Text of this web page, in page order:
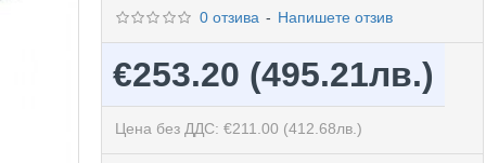
0 отзива - Напишете отзив
€253.20 (495.21лв.)
Цена без ДДС: €211.00 (412.68лв.)